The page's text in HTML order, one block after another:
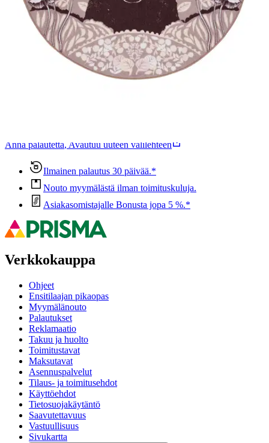
Ominaisuudet
Anna palautetta, Avautuu uuteen välilehteen
Ilmainen palautus 30 päivää.*
Nouto myymälästä ilman toimituskuluja.
Asiakasomistajalle Bonusta jopa 5 %.*
Verkkokauppa
Ohjeet
Ensitilaajan pikaopas
Myymälänouto
Palautukset
Reklamaatio
Takuu ja huolto
Toimitustavat
Maksutavat
Asennuspalvelut
Tilaus- ja toimitusehdot
Käyttöehdot
Tietosuojakäytäntö
Saavutettavuus
Vastuullisuus
Sivukartta